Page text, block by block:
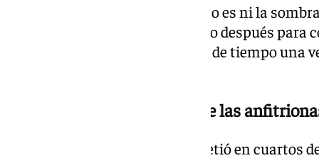
Un irreconocible Neymar, que no es ni la
hizo de penalti el 1-2, con tiempo después para
peligro. Brasil se despidió antes de tiempo una
Inglaterra se ‹carga› a una de las
La selección de Inglaterra se metió en cuartos